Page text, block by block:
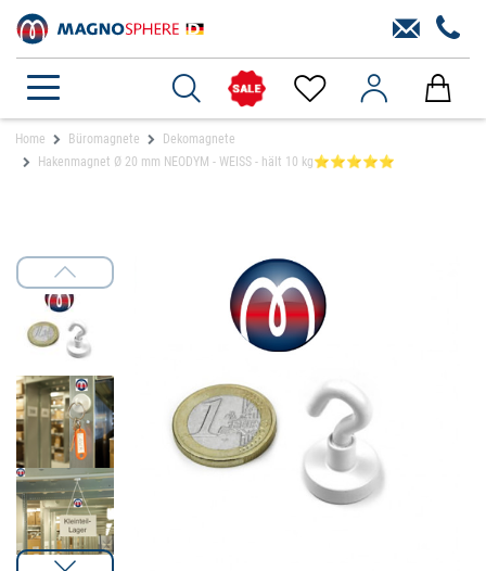
Home Büromagnete
Dekomagnete
Hakenmagnet Ø 20 mm NEODYM - WEISS - hält 10 kg⭐⭐⭐⭐⭐